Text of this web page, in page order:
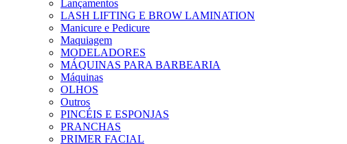
Lançamentos
LASH LIFTING E BROW LAMINATION
Manicure e Pedicure
Maquiagem
MODELADORES
MÁQUINAS PARA BARBEARIA
Máquinas
OLHOS
Outros
PINCÉIS E ESPONJAS
PRANCHAS
PRIMER FACIAL